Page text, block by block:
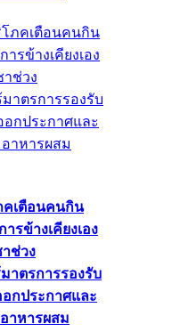
คเตือนคนกิน
ารข้างเคียงเอง
ช่วง
าตรการรองรับ
อกประกาศและ
าหารผสม